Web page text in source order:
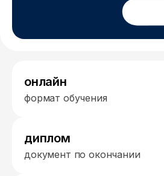
онлайн
формат обучения
диплом
документ по окончании